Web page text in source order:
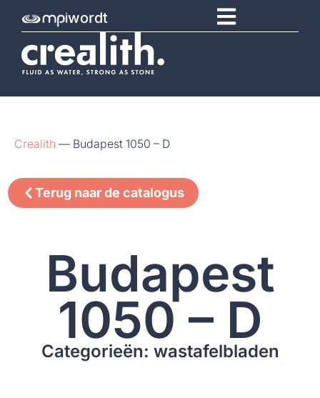
wordt
Crealith — Budapest 1050 – D
Terug naar de catalogus
Budapest
1050 – D
Categorieën: wastafelbladen